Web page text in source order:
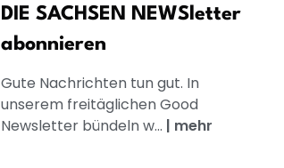
DIE SACHSEN NEWSletter
abonnieren
Gute Nachrichten tun gut. In
unserem freitäglichen Good
Newsletter bündeln w... | mehr